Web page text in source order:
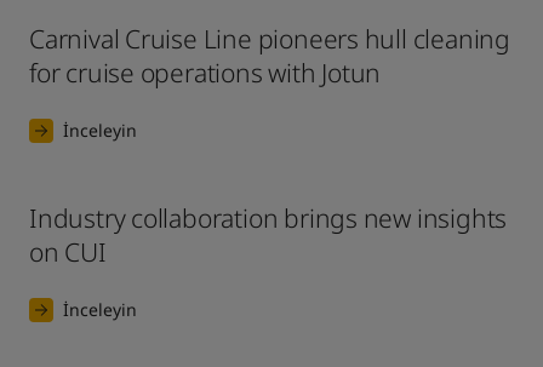
Carnival Cruise Line pioneers hull cleaning
for cruise operations with Jotun
İnceleyin
Industry collaboration brings new insights
on CUI
İnceleyin